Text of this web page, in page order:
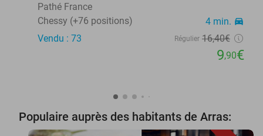
Pathé France
Chessy (+76 positions)
4 min. directions_car
Vendu : 73 Régulier 16,40€
9,90€
Populaire auprès des habitants de Arras: